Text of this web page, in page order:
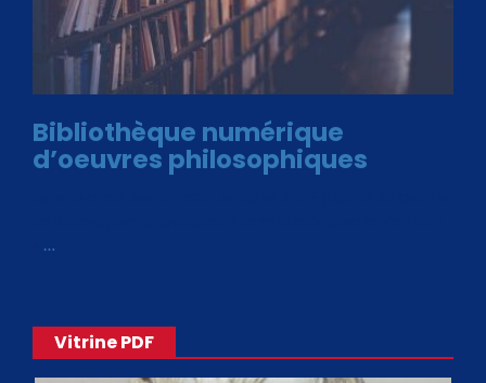
Bibliothèque numérique
d’oeuvres philosophiques
…
Vitrine PDF